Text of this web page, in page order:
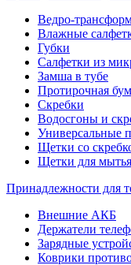
Ведро-
Влажные
Губки
Салфетки из
Замша в тубе
Протирочная
Скребки
Водосгоны и
Универсальные
Щетки со
Щетки для мытья
Принадлежности для
Внешние АКБ
Держатели
Зарядные
Коврики